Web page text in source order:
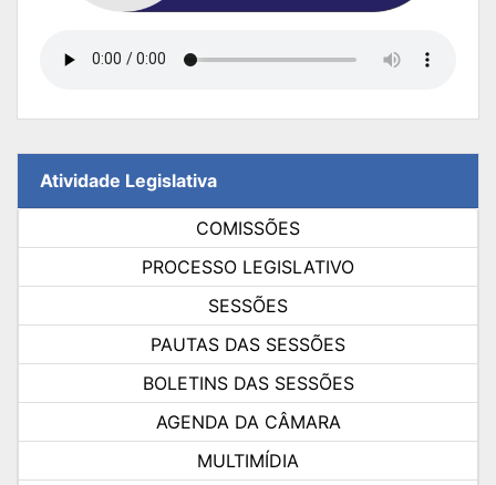
Atividade Legislativa
COMISSÕES
PROCESSO LEGISLATIVO
SESSÕES
PAUTAS DAS SESSÕES
BOLETINS DAS SESSÕES
AGENDA DA CÂMARA
MULTIMÍDIA